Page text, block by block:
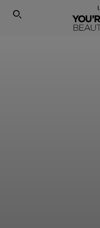
SEARCH THIS SITE